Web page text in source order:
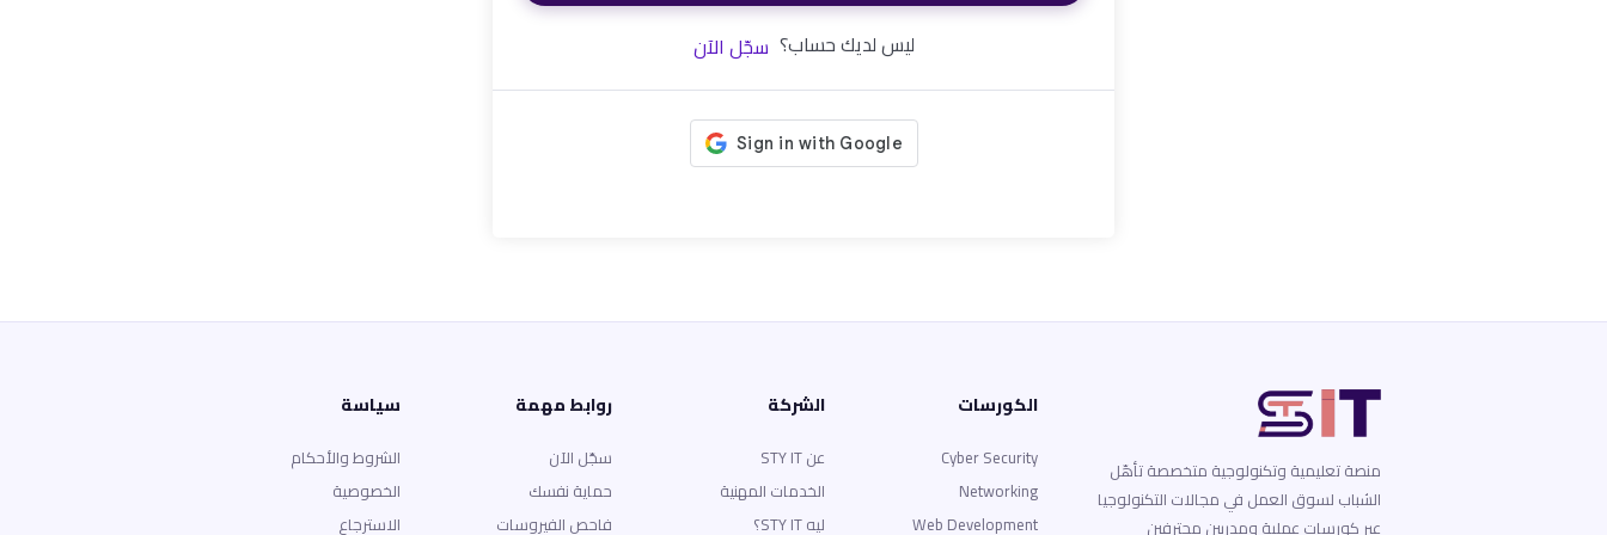
ليس لديك حساب؟ سجّل الآن
منصة تعليمية وتكنولوجية متخصصة تأهّل
الشباب لسوق العمل في مجالات التكنولوجيا
عبر كورسات عملية ومدربين محترفين
الكورسات
Cyber Security
Networking
Web Development
الشركة
عن STY IT
الخدمات المهنية
ليه STY IT؟
روابط مهمة
سجّل الآن
حماية نفسك
فاحص الفيروسات
سياسة
الشروط والأحكام
الخصوصية
الاسترجاع